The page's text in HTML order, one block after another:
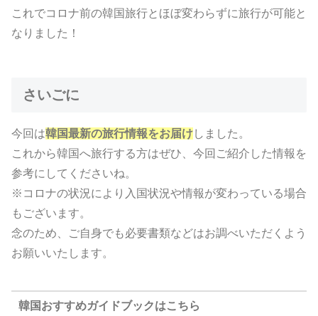
これでコロナ前の韓国旅行とほぼ変わらずに旅行が可能と
なりました！
さいごに
今回は韓国最新の旅行情報をお届けしました。
これから韓国へ旅行する方はぜひ、今回ご紹介した情報を
参考にしてくださいね。
※コロナの状況により入国状況や情報が変わっている場合
もございます。
念のため、ご自身でも必要書類などはお調べいただくよう
お願いいたします。
韓国おすすめガイドブックはこちら